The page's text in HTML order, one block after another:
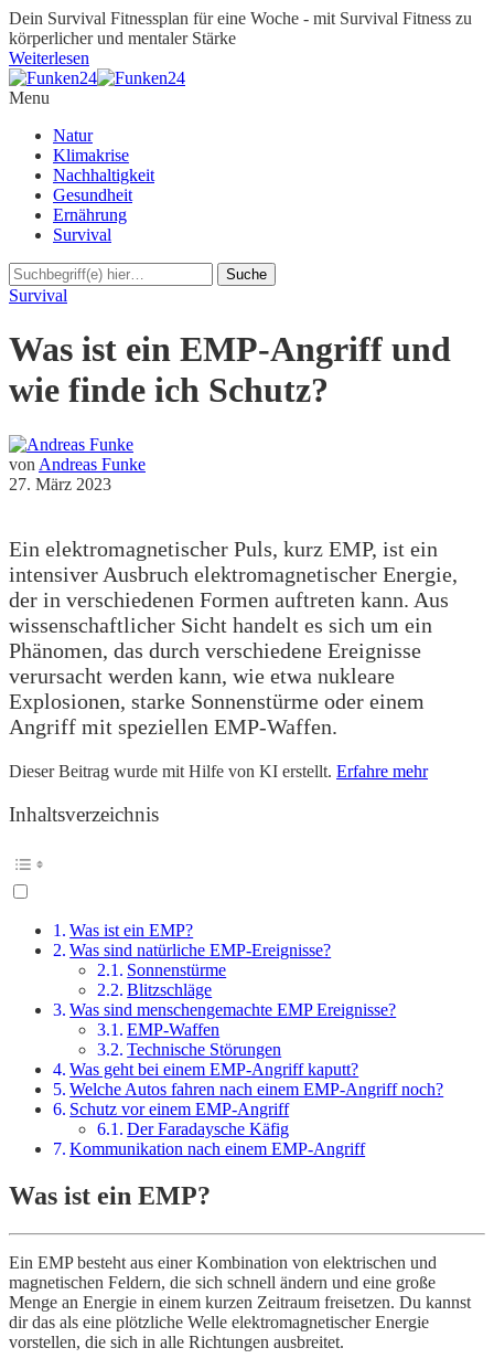
Dein Survival Fitnessplan für eine Woche - mit Survival Fitness zu
körperlicher und mentaler Stärke
Weiterlesen
Menu
Natur
Klimakrise
Nachhaltigkeit
Gesundheit
Ernährung
Survival
Survival
Was ist ein EMP-Angriff und
wie finde ich Schutz?
von Andreas Funke
27. März 2023
Ein elektromagnetischer Puls, kurz EMP, ist ein
intensiver Ausbruch elektromagnetischer Energie,
der in verschiedenen Formen auftreten kann. Aus
wissenschaftlicher Sicht handelt es sich um ein
Phänomen, das durch verschiedene Ereignisse
verursacht werden kann, wie etwa nukleare
Explosionen, starke Sonnenstürme oder einem
Angriff mit speziellen EMP-Waffen.
Dieser Beitrag wurde mit Hilfe von KI erstellt. Erfahre mehr
Inhaltsverzeichnis
Was ist ein EMP?
Was sind natürliche EMP-Ereignisse?
Sonnenstürme
Blitzschläge
Was sind menschengemachte EMP Ereignisse?
EMP-Waffen
Technische Störungen
Was geht bei einem EMP-Angriff kaputt?
Welche Autos fahren nach einem EMP-Angriff noch?
Schutz vor einem EMP-Angriff
Der Faradaysche Käfig
Kommunikation nach einem EMP-Angriff
Was ist ein EMP?
Ein EMP besteht aus einer Kombination von elektrischen und
magnetischen Feldern, die sich schnell ändern und eine große
Menge an Energie in einem kurzen Zeitraum freisetzen. Du kannst
dir das als eine plötzliche Welle elektromagnetischer Energie
vorstellen, die sich in alle Richtungen ausbreitet.